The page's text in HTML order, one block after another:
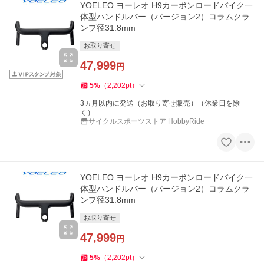
YOELEO ヨーレオ H9カーボンロードバイク一
体型ハンドルバー（バージョン2）コラムクラ
ンプ径31.8mm
お取り寄せ
47,999円
5% （2,202pt）
3ヵ月以内に発送（お取り寄せ販売）（休業日を除
く）
サイクルスポーツストア HobbyRide
YOELEO ヨーレオ H9カーボンロードバイク一
体型ハンドルバー（バージョン2）コラムクラ
ンプ径31.8mm
お取り寄せ
47,999円
5% （2,202pt）